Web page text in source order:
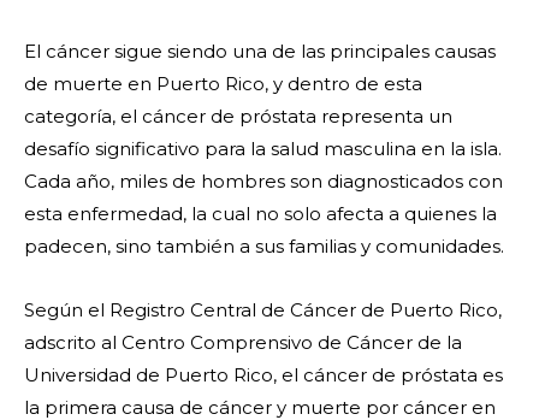
El cáncer sigue siendo una de las principales causas
de muerte en Puerto Rico, y dentro de esta
categoría, el cáncer de próstata representa un
desafío significativo para la salud masculina en la isla.
Cada año, miles de hombres son diagnosticados con
esta enfermedad, la cual no solo afecta a quienes la
padecen, sino también a sus familias y comunidades.
Según el Registro Central de Cáncer de Puerto Rico,
adscrito al Centro Comprensivo de Cáncer de la
Universidad de Puerto Rico, el cáncer de próstata es
la primera causa de cáncer y muerte por cáncer en